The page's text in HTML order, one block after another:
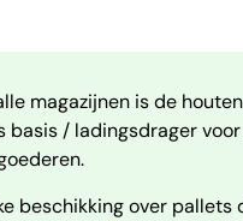
magazijnen is de
basis / ladingsdrager
beschikking over